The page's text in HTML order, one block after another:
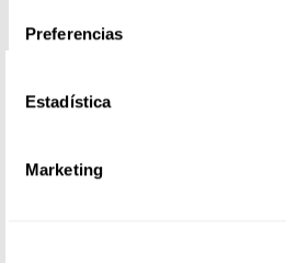
Preferencias
Estadística
Marketing